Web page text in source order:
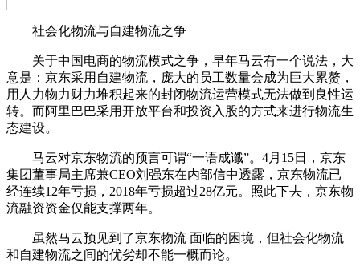
社会化物流与自建物流之争
关于中国电商的物流模式之争，早年马云有一个说法，大
意是：京东采用自建物流，庞大的员工数量会成为巨大累赘，
用人力物力财力堆积起来的封闭物流运营模式无法做到良性运
转。而阿里巴巴采用开放平台和投资入股的方式来进行物流生
态建设。
马云对京东物流的预言可谓“一语成谶”。4月15日，京东
集团董事局主席兼CEO刘强东在内部信中透露，京东物流已
经连续12年亏损，2018年亏损超过28亿元。照此下去，京东物
流融资资金仅能支撑两年。
虽然马云预见到了京东物流 面临的困境，但社会化物流
和自建物流之间的优劣却不能一概而论。